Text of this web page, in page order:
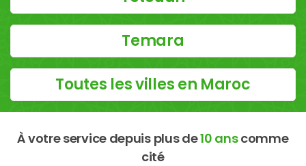
Temara
Toutes les villes en Maroc
À votre service depuis plus de10 anscomme
cité